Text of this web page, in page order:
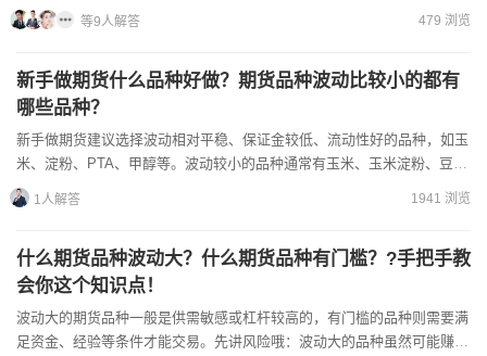
大，但亏损风险也更高，新手一定要谨慎。常见的高波动品种包括：...
等9人解答 479 浏览
新手做期货什么品种好做？期货品种波动比较小的都有
哪些品种？
新手做期货建议选择波动相对平稳、保证金较低、流动性好的品种，如玉
米、淀粉、PTA、甲醇等。波动较小的品种通常有玉米、玉米淀粉、豆
粕、菜粕、国债期货等。一、波动较小品种的特点保证金低：一...
1人解答 1941 浏览
什么期货品种波动大？什么期货品种有门槛？?手把手教
会你这个知识点！
波动大的期货品种一般是供需敏感或杠杆较高的，有门槛的品种则需要满
足资金、经验等条件才能交易。先讲风险哦：波动大的品种虽然可能赚得